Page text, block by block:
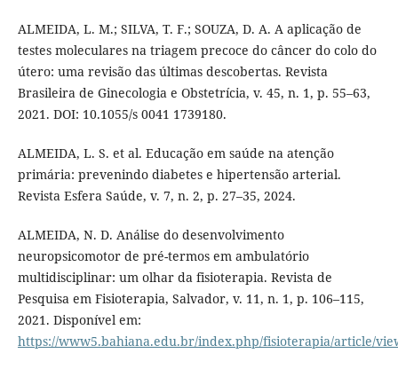
ALMEIDA, L. M.; SILVA, T. F.; SOUZA, D. A. A aplicação de
testes moleculares na triagem precoce do câncer do colo do
útero: uma revisão das últimas descobertas. Revista
Brasileira de Ginecologia e Obstetrícia, v. 45, n. 1, p. 55–63,
2021. DOI: 10.1055/s 0041 1739180.
ALMEIDA, L. S. et al. Educação em saúde na atenção
primária: prevenindo diabetes e hipertensão arterial.
Revista Esfera Saúde, v. 7, n. 2, p. 27–35, 2024.
ALMEIDA, N. D. Análise do desenvolvimento
neuropsicomotor de pré-termos em ambulatório
multidisciplinar: um olhar da fisioterapia. Revista de
Pesquisa em Fisioterapia, Salvador, v. 11, n. 1, p. 106–115,
2021. Disponível em:
https://www5.bahiana.edu.br/index.php/fisioterapia/article/